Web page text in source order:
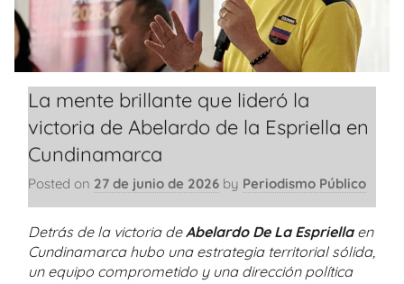
La mente brillante que lideró la
victoria de Abelardo de la Espriella en
Cundinamarca
Posted on 27 de junio de 2026 by Periodismo Público
Detrás de la victoria deAbelardo De La Espriellaen
Cundinamarca hubo una estrategia territorial sólida,
un equipo comprometido y una dirección política